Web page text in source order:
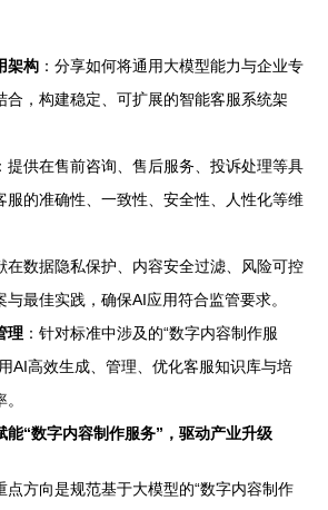
架构 ：分享如何将通用大模型能力与企业专
合，构建稳定、可扩展的智能客服系统架
提供在售前咨询、售后服务、投诉处理等具
服的准确性、一致性、安全性、人性化等维
在数据隐私保护、内容安全过滤、风险可控
最佳实践，确保AI应用符合监管要求。
理 ：针对标准中涉及的“数字内容制作服
AI高效生成、管理、优化客服知识库与培
能“数字内容制作服务”，驱动产业升级
点方向是规范基于大模型的“数字内容制作